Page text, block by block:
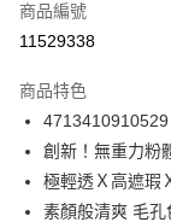
信用卡分期付款
合作金庫商業銀行
華南商業銀行
上海商業儲蓄銀行
國泰世華商業銀行
臺灣中小企業銀行
LINE Pay
Apple Pay
商品編號
11529338
商品特色
4713410910529
創新！無重力粉
極輕透Ｘ高遮瑕
素顏般清爽 毛孔